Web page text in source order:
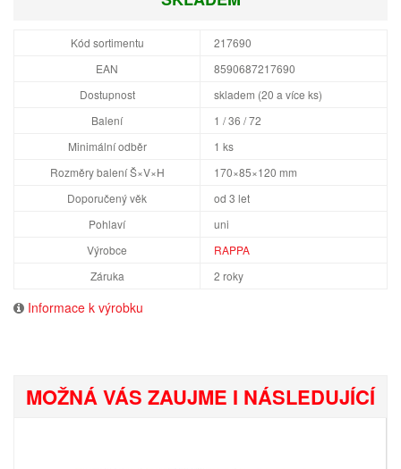
Kód sortimentu
217690
EAN
8590687217690
Dostupnost
skladem (20 a více ks)
Balení
1 / 36 / 72
Minimální odběr
1 ks
Rozměry balení Š×V×H
170×85×120 mm
Doporučený věk
od 3 let
Pohlaví
uni
Výrobce
RAPPA
Záruka
2 roky
Informace k výrobku
MOŽNÁ VÁS ZAUJME I NÁSLEDUJÍCÍ